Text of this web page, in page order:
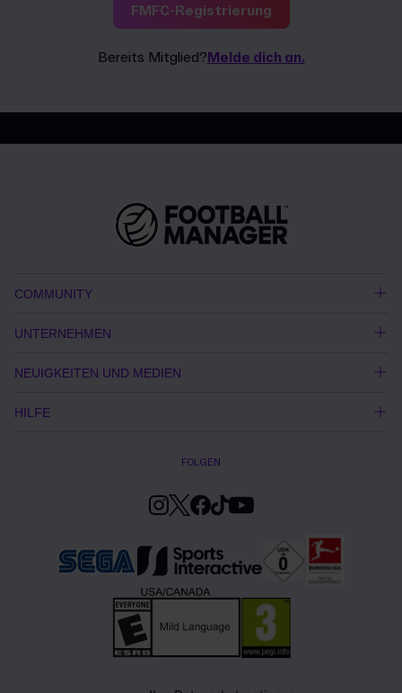
FMFC-Registrierung
Bereits Mitglied?Melde dich an.
COMMUNITY
UNTERNEHMEN
NEUIGKEITEN UND MEDIEN
HILFE
FOLGEN